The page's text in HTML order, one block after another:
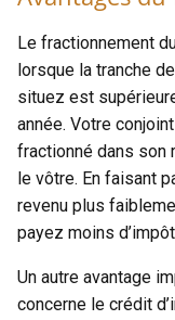
Le fractionnement
lorsque la tranche
situez est
année. Votre
fractionné dans son
le vôtre. En faisant
revenu plus
payez moins
Un autre avantage
concerne le crédit